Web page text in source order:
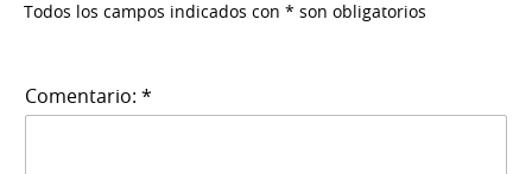
Todos los campos indicados con * son obligatorios
Comentario: *